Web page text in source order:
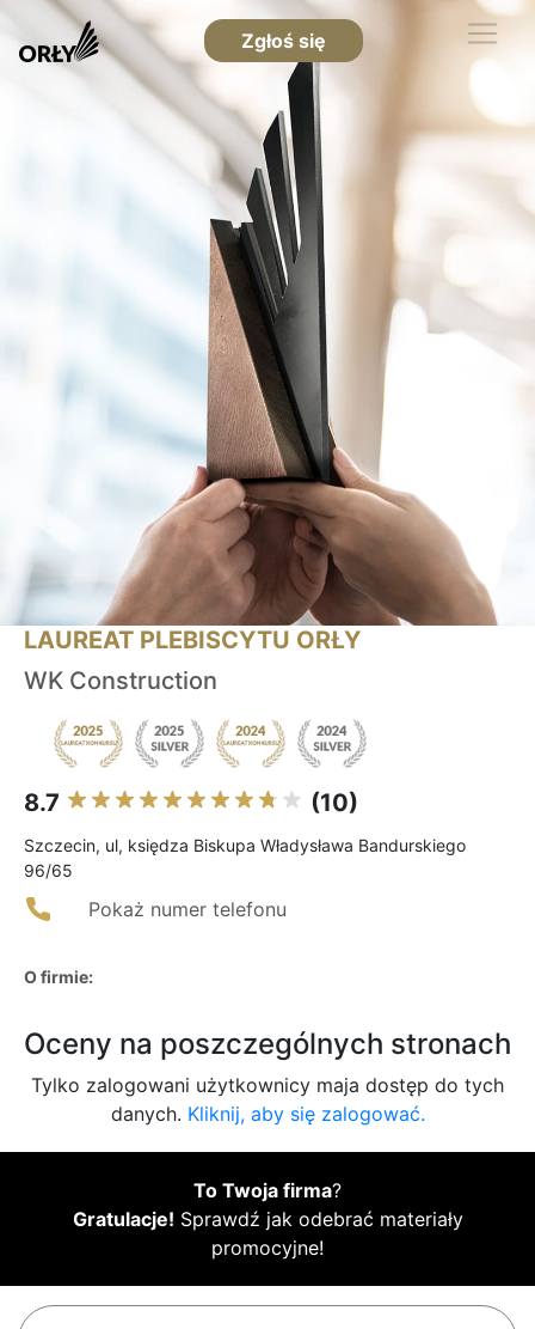
Zgłoś się
LAUREAT PLEBISCYTU ORŁY
WK Construction
8.7 (10)
Szczecin, ul, księdza Biskupa Władysława Bandurskiego
96/65
Pokaż numer telefonu
O firmie:
Oceny na poszczególnych stronach
Tylko zalogowani użytkownicy maja dostęp do tych
danych. Kliknij, aby się zalogować.
To Twoja firma?
Gratulacje! Sprawdź jak odebrać materiały
promocyjne!